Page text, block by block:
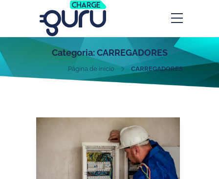
Categoria:CARREGADORES
Página de inicio CARREGADORES